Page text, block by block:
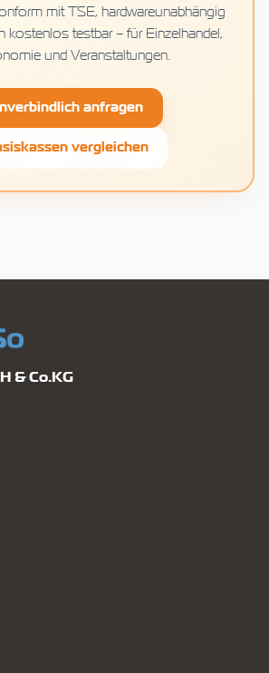
mit TSE, hardwareunabhängig
kostenlos testbar – für Einzelhandel,
und Veranstaltungen.
anfragen
vergleichen
& Co.KG